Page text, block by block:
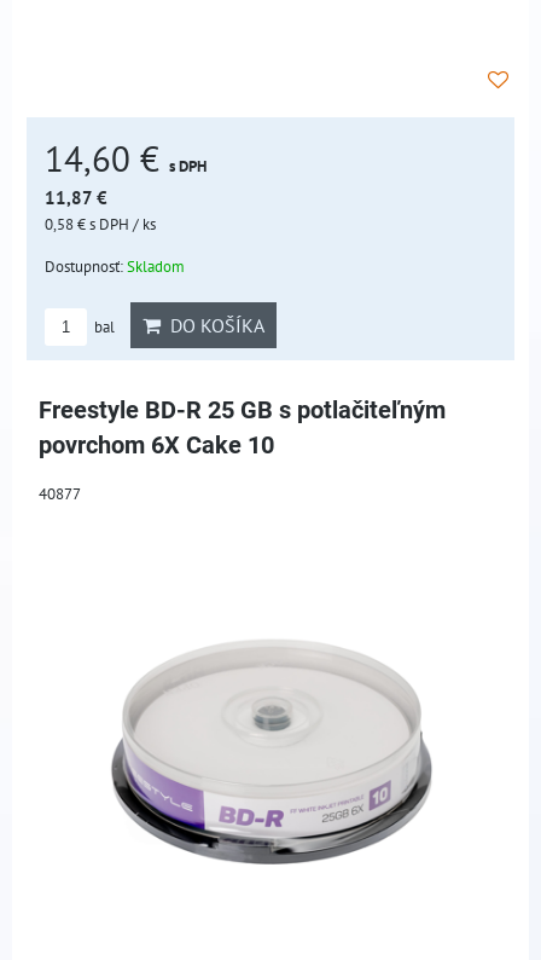
14,60 € s DPH
11,87 €
0,58 €s DPH / ks
Dostupnosť:Skladom
bal DO KOŠÍKA
Freestyle BD-R 25 GB s potlačiteľným
povrchom 6X Cake 10
40877